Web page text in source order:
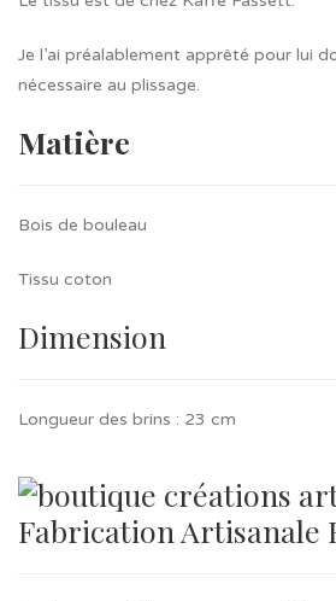
Je l’ai préalablement apprêté pour lui
nécessaire au plissage.
Matière
Bois de bouleau
Tissu coton
Dimension
Longueur des brins : 23 cm
Fabrication Artisanale